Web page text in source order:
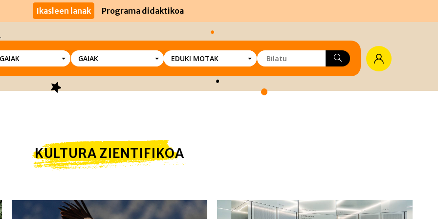
Ikasleen lanak Programa didaktikoa
GAIAK EDUKI MOTAK
KULTURA ZIENTIFIKOA